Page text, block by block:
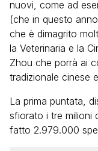
nuovi, come ad
(che in questo
che è dimagrito
la Veterinaria e la
Zhou che porrà ai
tradizionale cinese
La prima puntata,
sfiorato i tre milioni
fatto 2.979.000